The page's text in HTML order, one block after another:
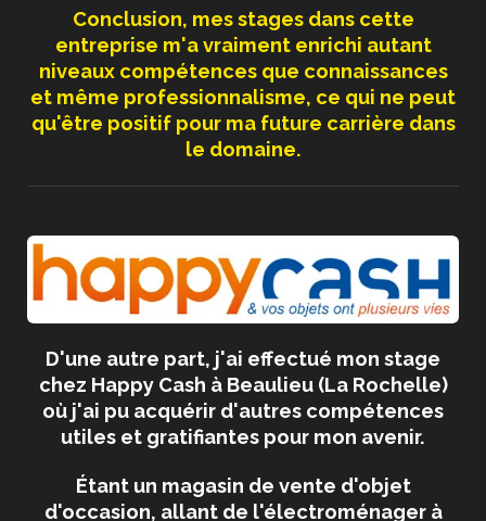
Conclusion, mes stages dans cette
entreprise m'a vraiment enrichi autant
niveaux compétences que connaissances
et même professionnalisme, ce qui ne peut
qu'être positif pour ma future carrière dans
le domaine.
D'une autre part, j'ai effectué mon stage
chez Happy Cash à Beaulieu (La Rochelle)
où j'ai pu acquérir d'autres compétences
utiles et gratifiantes pour mon avenir.
Étant un magasin de vente d'objet
d'occasion, allant de l'électroménager à